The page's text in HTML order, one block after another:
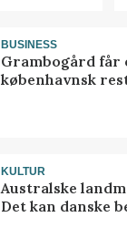
BUSINESS
Grambogård får
københavnsk
KULTUR
Australske
Det kan danske